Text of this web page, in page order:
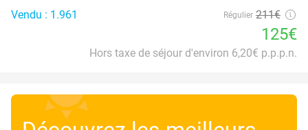
Vendu : 1.961
Régulier 211€
125€
Hors taxe de séjour d'environ 6,20€ p.p.p.n.